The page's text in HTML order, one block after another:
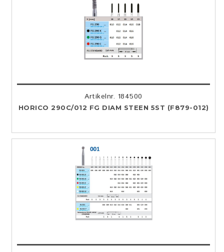
Artikelnr. 184500
HORICO 290C/012 FG DIAM STEEN 5ST (F879-012)